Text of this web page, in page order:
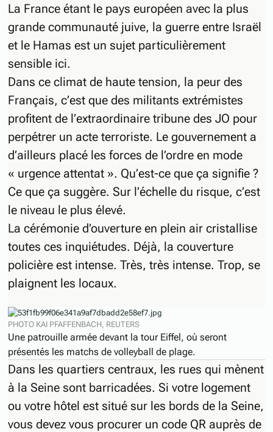
La France étant le pays européen avec la plus
grande communauté juive, la guerre entre Israël
et le Hamas est un sujet particulièrement
sensible ici.
Dans ce climat de haute tension, la peur des
Français, c’est que des militants extrémistes
profitent de l’extraordinaire tribune des JO pour
perpétrer un acte terroriste. Le gouvernement a
d’ailleurs placé les forces de l’ordre en mode
« urgence attentat ». Qu’est-ce que ça signifie ?
Ce que ça suggère. Sur l’échelle du risque, c’est
le niveau le plus élevé.
La cérémonie d’ouverture en plein air cristallise
toutes ces inquiétudes. Déjà, la couverture
policière est intense. Très, très intense. Trop, se
plaignent les locaux.
PHOTO KAI PFAFFENBACH, REUTERS
Une patrouille armée devant la tour Eiffel, où seront
présentés les matchs de volleyball de plage.
Dans les quartiers centraux, les rues qui mènent
à la Seine sont barricadées. Si votre logement
ou votre hôtel est situé sur les bords de la Seine,
vous devez vous procurer un code QR auprès de